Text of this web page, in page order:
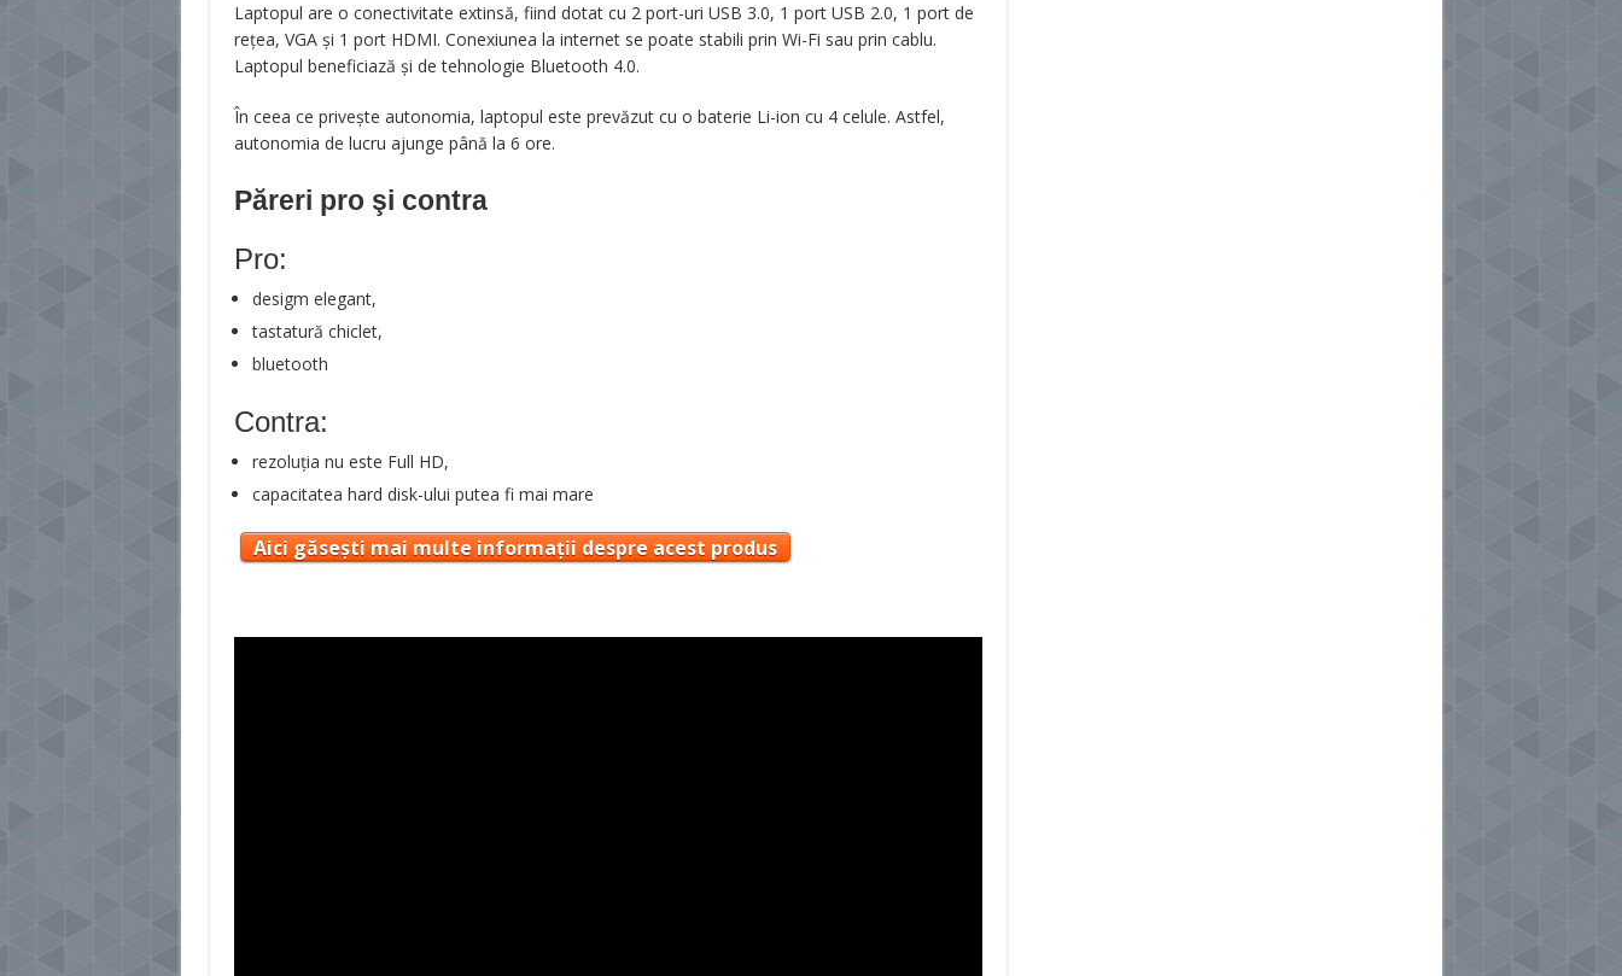
Laptopul are o conectivitate extinsă, fiind dotat cu 2 port-uri USB 3.0, 1 port USB 2.0, 1 port de
rețea, VGA și 1 port HDMI. Conexiunea la internet se poate stabili prin Wi-Fi sau prin cablu.
Laptopul beneficiază și de tehnologie Bluetooth 4.0.
În ceea ce privește autonomia, laptopul este prevăzut cu o baterie Li-ion cu 4 celule. Astfel,
autonomia de lucru ajunge până la 6 ore.
Păreri pro şi contra
Pro:
desigm elegant,
tastatură chiclet,
bluetooth
Contra:
rezoluția nu este Full HD,
capacitatea hard disk-ului putea fi mai mare
Aici găsești mai multe informații despre acest produs